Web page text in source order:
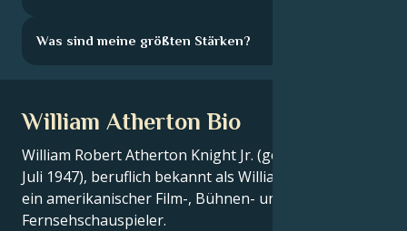
Was sind meine größten Stärken?
William Atherton Bio
William Robert Atherton Knight Jr. (geboren am 30.
Juli 1947), beruflich bekannt als William Atherton, ist
ein amerikanischer Film-, Bühnen- und
Fernsehschauspieler.